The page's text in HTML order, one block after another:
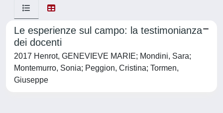
Le esperienze sul campo: la testimonianza
dei docenti
2017 Henrot, GENEVIEVE MARIE; Mondini, Sara;
Montemurro, Sonia; Peggion, Cristina; Tormen,
Giuseppe